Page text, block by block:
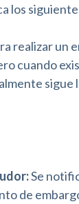
los
realizar un
cuando
sigue
Se
de